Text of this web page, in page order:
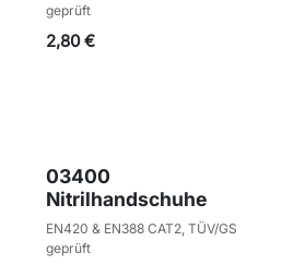
geprüft
2,80€
03400
Nitrilhandschuhe
EN420 & EN388 CAT2, TÜV/GS
geprüft